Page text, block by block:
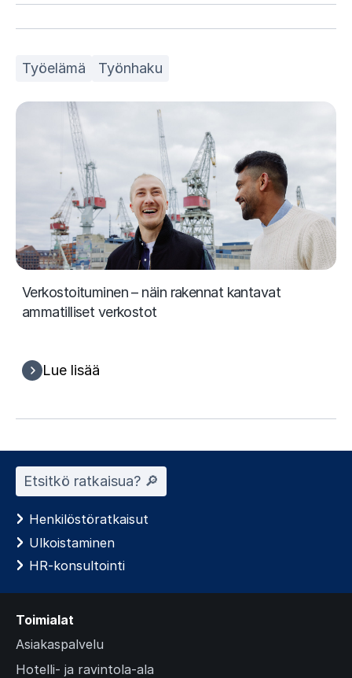
Työelämä Työnhaku
Verkostoituminen – näin rakennat kantavat
ammatilliset verkostot
Lue lisää
Etsitkö ratkaisua? 🔎︎
Henkilöstöratkaisut
Ulkoistaminen
HR-konsultointi
Toimialat
Asiakaspalvelu
Hotelli- ja ravintola-ala